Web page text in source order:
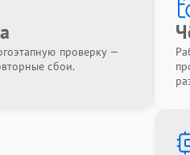
проверку —
сбои.